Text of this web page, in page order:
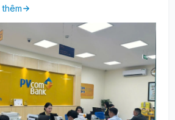
thêm